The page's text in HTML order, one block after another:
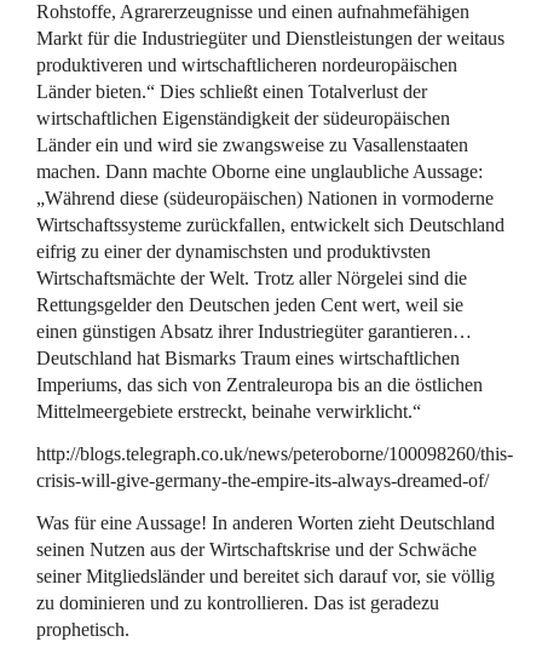
Rohstoffe, Agrarerzeugnisse und einen aufnahmefähigen
Markt für die Industriegüter und Dienstleistungen der weitaus
produktiveren und wirtschaftlicheren nordeuropäischen
Länder bieten.“ Dies schließt einen Totalverlust der
wirtschaftlichen Eigenständigkeit der südeuropäischen
Länder ein und wird sie zwangsweise zu Vasallenstaaten
machen. Dann machte Oborne eine unglaubliche Aussage:
„Während diese (südeuropäischen) Nationen in vormoderne
Wirtschaftssysteme zurückfallen, entwickelt sich Deutschland
eifrig zu einer der dynamischsten und produktivsten
Wirtschaftsmächte der Welt. Trotz aller Nörgelei sind die
Rettungsgelder den Deutschen jeden Cent wert, weil sie
einen günstigen Absatz ihrer Industriegüter garantieren…
Deutschland hat Bismarks Traum eines wirtschaftlichen
Imperiums, das sich von Zentraleuropa bis an die östlichen
Mittelmeergebiete erstreckt, beinahe verwirklicht.“
http://blogs.telegraph.co.uk/news/peteroborne/100098260/this-
crisis-will-give-germany-the-empire-its-always-dreamed-of/
Was für eine Aussage! In anderen Worten zieht Deutschland
seinen Nutzen aus der Wirtschaftskrise und der Schwäche
seiner Mitgliedsländer und bereitet sich darauf vor, sie völlig
zu dominieren und zu kontrollieren. Das ist geradezu
prophetisch.